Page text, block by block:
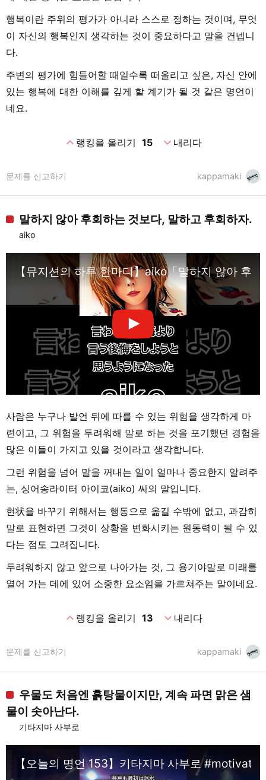
행복이란 주위의 평가가 아니라 스스로 정하는 것이며, 무엇
이 자신의 행복인지 생각하는 것이 중요하다고 말을 건넵니
다.
주변의 평가에 힘들어할 때일수록 떠올리고 싶은, 자신 안에
있는 행복에 대한 이해를 깊게 할 계기가 될 것 같은 명언이
네요.
expand_less랭킹을 올리기 15 expand_more내리다
kappamaki
문제를 신고하기
말하지 않아 후회하는 것보다, 말하고 후회하자.
aiko
【뮤지션의 하루 한마디】aiko「말하지 않아 후
사람은 누구나 발언 뒤에 따를 수 있는 위험을 생각하게 마
련이고, 그 위험을 두려워해 말로 하는 것을 포기했던 경험을
많은 이들이 가지고 있을 것이라고 생각합니다.
그런 위험을 넘어 말을 꺼내는 일이 얼마나 중요한지 알려주
는, 싱어송라이터 아이코(aiko) 씨의 말입니다.
현状을 바꾸기 위해서는 행동으로 옮길 수밖에 없고, 과감히
말로 표현하면 그것이 상황을 변화시키는 원동력이 될 수 있
다는 점도 그려집니다.
두려워하지 않고 앞으로 나아가는 것, 그 용기야말로 미래를
열어 가는 데에 있어 소중한 요소임을 가르쳐주는 말이네요.
expand_less랭킹을 올리기 13 expand_more내리다
kappamaki
문제를 신고하기
우물도 처음엔 흙탕물이지만, 계속 파면 맑은 샘
물이 솟아난다.
기타지마 사부로
【오늘의 명언 153】키타지마 사부로